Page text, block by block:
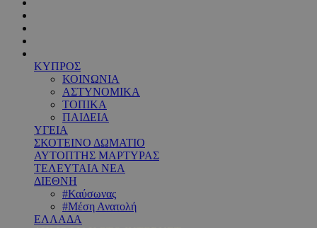
ΚΥΠΡΟΣ
ΚΟΙΝΩΝΙΑ
ΑΣΤΥΝΟΜΙΚΑ
ΤΟΠΙΚΑ
ΠΑΙΔΕΙΑ
ΥΓΕΙΑ
ΣΚΟΤΕΙΝΟ ΔΩΜΑΤΙΟ
ΑΥΤΟΠΤΗΣ ΜΑΡΤΥΡΑΣ
ΤΕΛΕΥΤΑΙΑ ΝΕΑ
ΔΙΕΘΝΗ
#Καύσωνας
#Μέση Ανατολή
ΕΛΛΑΔΑ